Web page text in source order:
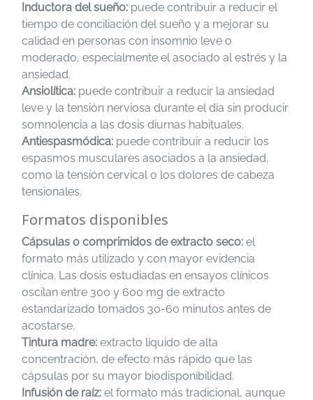
Inductora del sueño: puede contribuir a reducir el
tiempo de conciliación del sueño y a mejorar su
calidad en personas con insomnio leve o
moderado, especialmente el asociado al estrés y la
ansiedad.
Ansiolítica: puede contribuir a reducir la ansiedad
leve y la tensión nerviosa durante el día sin producir
somnolencia a las dosis diurnas habituales.
Antiespasmódica: puede contribuir a reducir los
espasmos musculares asociados a la ansiedad,
como la tensión cervical o los dolores de cabeza
tensionales.
Formatos disponibles
Cápsulas o comprimidos de extracto seco: el
formato más utilizado y con mayor evidencia
clínica. Las dosis estudiadas en ensayos clínicos
oscilan entre 300 y 600 mg de extracto
estandarizado tomados 30-60 minutos antes de
acostarse.
Tintura madre: extracto líquido de alta
concentración, de efecto más rápido que las
cápsulas por su mayor biodisponibilidad.
Infusión de raíz: el formato más tradicional, aunque